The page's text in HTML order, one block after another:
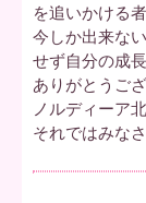
道
を追いかける
今しか出来な
せず自分の成
ありがとうご
ノルディーア
それではみな